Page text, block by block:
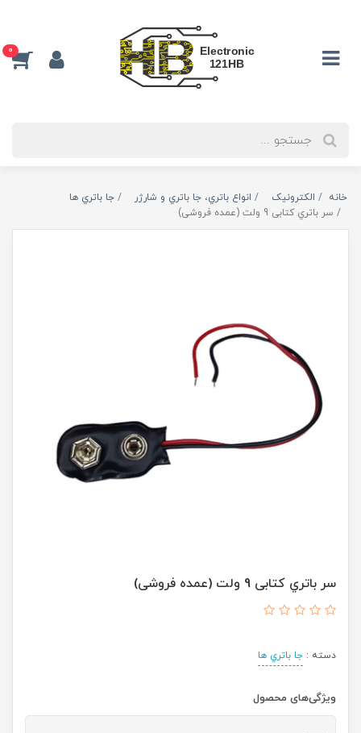
0
خانه الکترونیک انواع باتري، جا باتري و شارژر
جا باتري ها
سر باتري کتابی 9 ولت (عمده فروشی)
سر باتري کتابی 9 ولت (عمده فروشی)
دسته : جا باتري ها
ویژگی‌های محصول